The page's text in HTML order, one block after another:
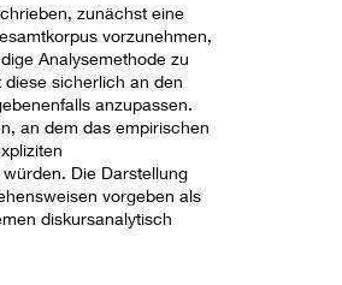
zunächst eine
vorzunehmen,
Analysemethode zu
sicherlich an den
anzupassen.
an dem das empirischen
Die Darstellung
vorgeben als
diskursanalytisch